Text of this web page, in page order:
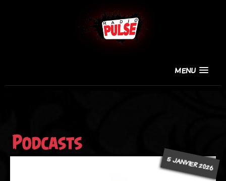
MENU
Podcasts
5 JANVIER 2026